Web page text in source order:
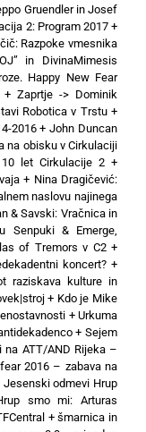
Gruendler in Josef
2: Program 2017+
Razpoke vmesnika
in DivinaMimesis
Happy New Fear
+ Zaprtje -> Dominik
Robotica v Trstu+
2016+John Duncan
na obisku v Cirkulaciji
10 let Cirkulacije 2 +
+ Nina Dragičević:
naslovu najinega
& Savski: Vračnica in
Senpuki & Emerge,
of Tremors v C2+
koncert? +
raziskava kulture in
+ Kdo je Mike
+ Urkuma
+Sejem
na ATT/AND Rijeka –
2016 – zabava na
Jesenski odmevi Hrup
smo mi: Arturas
+šmarnica in